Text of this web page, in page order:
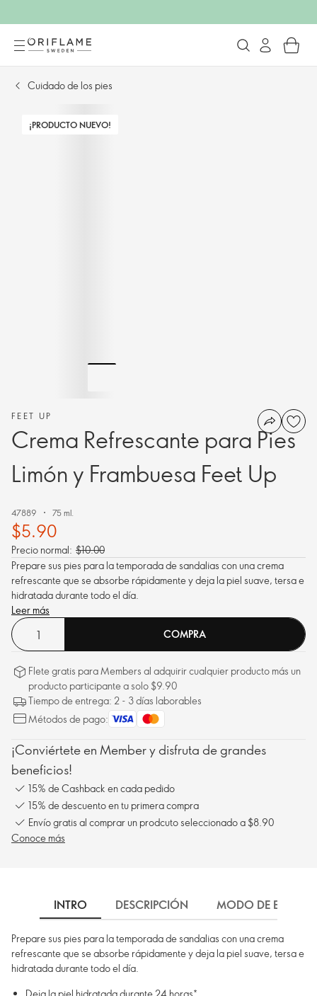
Cuidado de los pies
¡PRODUCTO NUEVO!
FEET UP
Crema Refrescante para Pies
Limón y Frambuesa Feet Up
47889 75 ml.
$5.90
Precio normal: $10.00
Prepare sus pies para la temporada de sandalias con una crema
refrescante que se absorbe rápidamente y deja la piel suave, tersa e
hidratada durante todo el día.
Leer más
COMPRA
Flete gratis para Members al adquirir cualquier producto más un
producto participante a solo $9.90
Tiempo de entrega: 2 - 3 días laborables
Métodos de pago:
¡Conviértete en Member y disfruta de grandes
beneficios!
15% de Cashback en cada pedido
15% de descuento en tu primera compra
Envío gratis al comprar un prodcuto seleccionado a $8.90
Conoce más
INTRO DESCRIPCIÓN MODO DE EMPLEO
Prepare sus pies para la temporada de sandalias con una crema
refrescante que se absorbe rápidamente y deja la piel suave, tersa e
hidratada durante todo el día.